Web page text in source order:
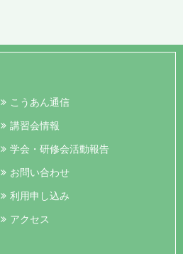
こうあん通信
講習会情報
学会・研修会活動報告
お問い合わせ
利用申し込み
アクセス